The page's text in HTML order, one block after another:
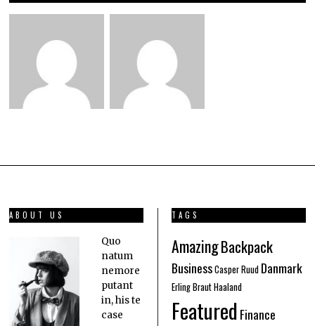
ABOUT US
Quo
natum
nemore
putant
in, his te
case
TAGS
AmazingBackpack
BusinessCasper Ruud Danmark
Erling Braut Haaland
FeaturedFinance